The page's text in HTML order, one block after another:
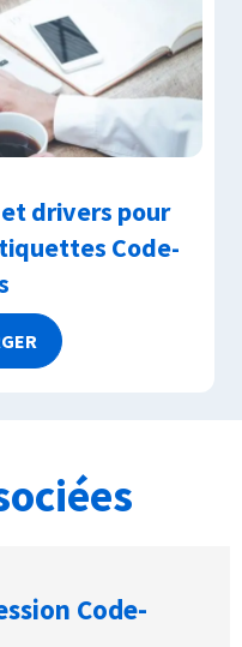
drivers pour
Code-
Code-